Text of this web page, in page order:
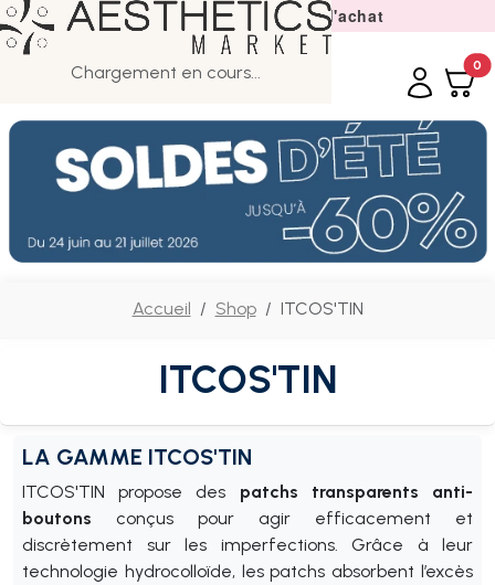
Chargement en cours...
Livraison offerte dès 50€ d'achat
0
Accueil Shop ITCOS'TIN
ITCOS'TIN
LA GAMME ITCOS'TIN
ITCOS'TIN propose des patchs transparents anti-
boutons conçus pour agir efficacement et
discrètement sur les imperfections. Grâce à leur
technologie hydrocolloïde, les patchs absorbent l’excès